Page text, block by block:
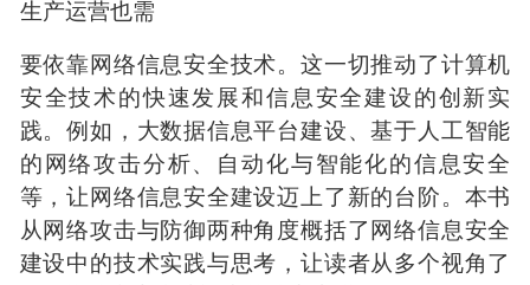
生产运营也需
要依靠网络信息安全技术。这一切推动了计算机
安全技术的快速发展和信息安全建设的创新实
践。例如，大数据信息平台建设、基于人工智能
的网络攻击分析、自动化与智能化的信息安全
等，让网络信息安全建设迈上了新的台阶。本书
从网络攻击与防御两种角度概括了网络信息安全
建设中的技术实践与思考，让读者从多个视角了